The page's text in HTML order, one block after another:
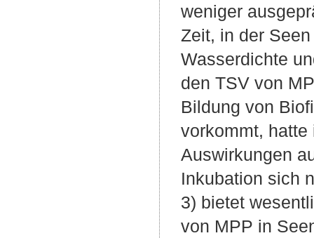
weniger
Zeit, in der
Wasserdichte
den TSV von
Bildung von
vorkommt,
Auswirkungen
Inkubation sich
3) bietet
von MPP in